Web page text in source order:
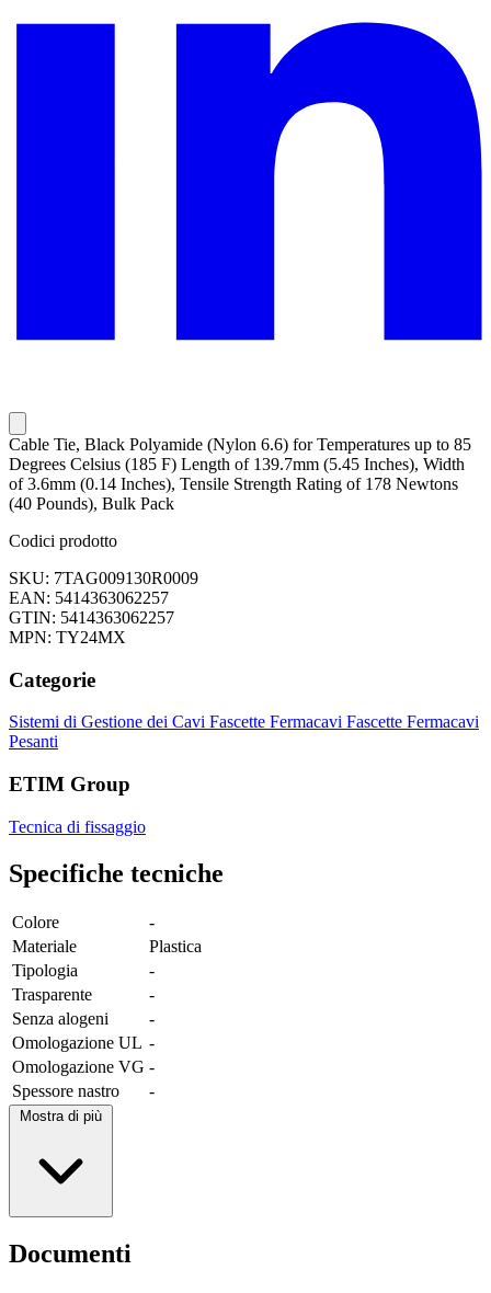
Cable Tie, Black Polyamide (Nylon 6.6) for Temperatures up to 85
Degrees Celsius (185 F) Length of 139.7mm (5.45 Inches), Width
of 3.6mm (0.14 Inches), Tensile Strength Rating of 178 Newtons
(40 Pounds), Bulk Pack
Codici prodotto
SKU: 7TAG009130R0009
EAN: 5414363062257
GTIN: 5414363062257
MPN: TY24MX
Categorie
Sistemi di Gestione dei Cavi Fascette Fermacavi Fascette Fermacavi
Pesanti
ETIM Group
Tecnica di fissaggio
Specifiche tecniche
Colore
-
Materiale
Plastica
Tipologia
-
Trasparente
-
Senza alogeni
-
Omologazione UL -
Omologazione VG -
Spessore nastro
-
Mostra di più
Documenti